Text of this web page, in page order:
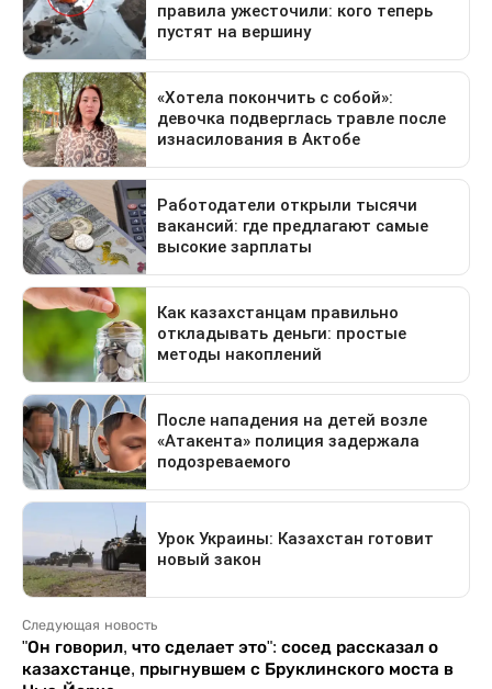
Следующая новость
"Он говорил, что сделает это": сосед рассказал о
казахстанце, прыгнувшем с Бруклинского моста в